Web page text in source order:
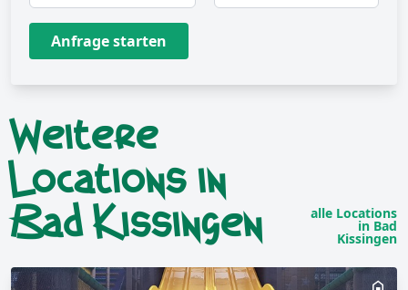
Anfrage starten
Weitere
Locations in
Bad Kissingen
alle Locations
in Bad
Kissingen